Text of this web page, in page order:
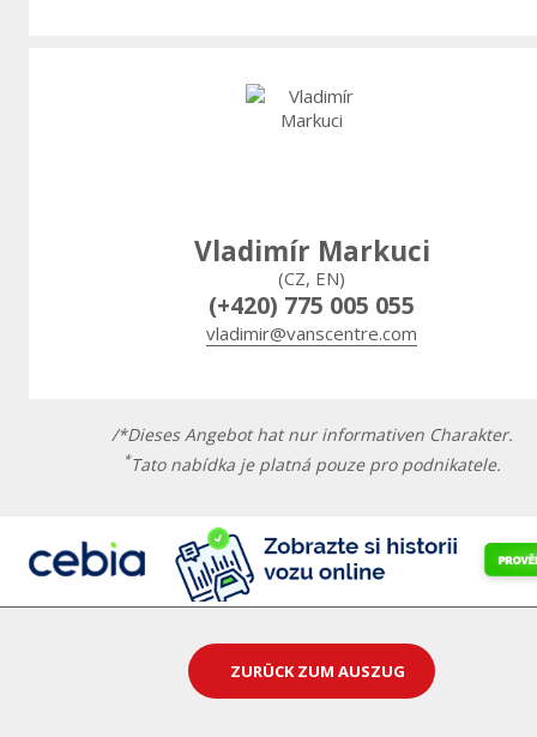
Vladimír Markuci
(CZ, EN)
(+420) 775 005 055
vladimir@vanscentre.com
/*Dieses Angebot hat nur informativen Charakter.
*Tato nabídka je platná pouze pro podnikatele.
ZURÜCK ZUM AUSZUG